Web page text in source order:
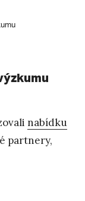
nabídku
partnery,